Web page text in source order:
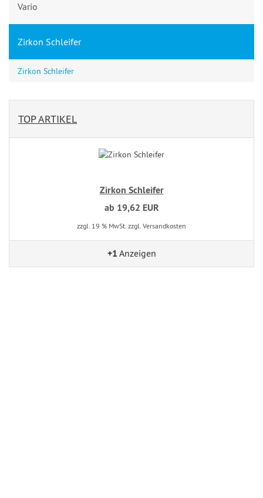
Vario
Zirkon Schleifer
Zirkon Schleifer
TOP ARTIKEL
Zirkon Schleifer
ab 19,62 EUR
zzgl. 19 % MwSt. zzgl. Versandkosten
+1 Anzeigen